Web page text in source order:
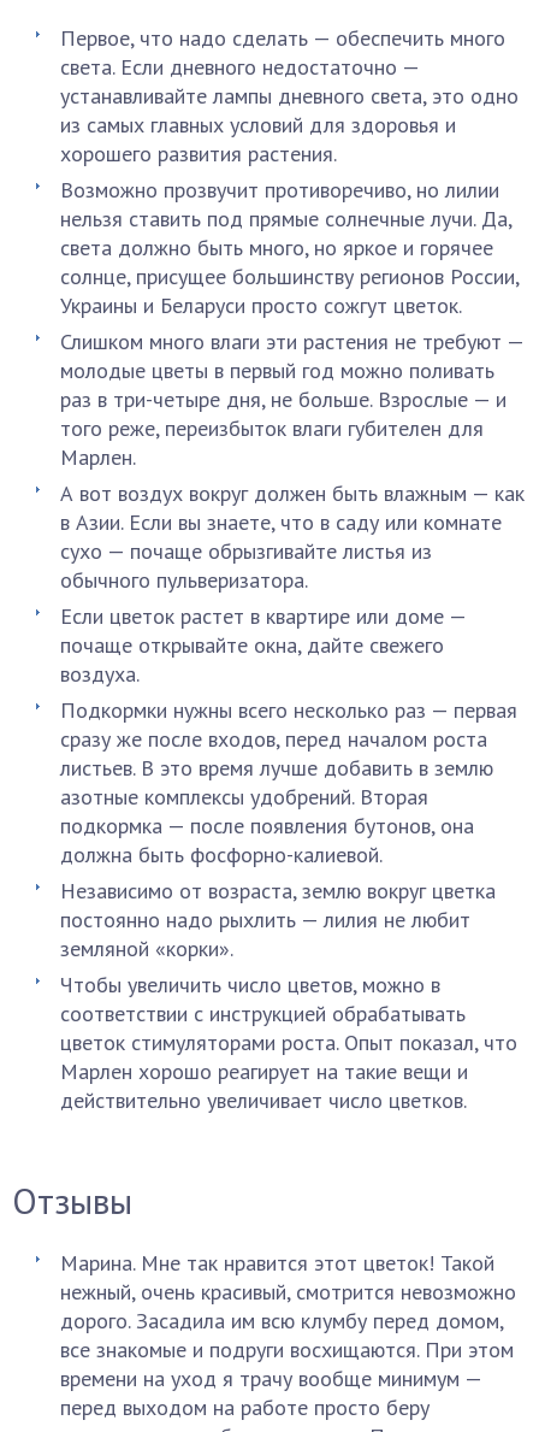
Первое, что надо сделать — обеспечить много
света. Если дневного недостаточно —
устанавливайте лампы дневного света, это одно
из самых главных условий для здоровья и
хорошего развития растения.
Возможно прозвучит противоречиво, но лилии
нельзя ставить под прямые солнечные лучи. Да,
света должно быть много, но яркое и горячее
солнце, присущее большинству регионов России,
Украины и Беларуси просто сожгут цветок.
Слишком много влаги эти растения не требуют —
молодые цветы в первый год можно поливать
раз в три-четыре дня, не больше. Взрослые — и
того реже, переизбыток влаги губителен для
Марлен.
А вот воздух вокруг должен быть влажным — как
в Азии. Если вы знаете, что в саду или комнате
сухо — почаще обрызгивайте листья из
обычного пульверизатора.
Если цветок растет в квартире или доме —
почаще открывайте окна, дайте свежего
воздуха.
Подкормки нужны всего несколько раз — первая
сразу же после входов, перед началом роста
листьев. В это время лучше добавить в землю
азотные комплексы удобрений. Вторая
подкормка — после появления бутонов, она
должна быть фосфорно-калиевой.
Независимо от возраста, землю вокруг цветка
постоянно надо рыхлить — лилия не любит
земляной «корки».
Чтобы увеличить число цветов, можно в
соответствии с инструкцией обрабатывать
цветок стимуляторами роста. Опыт показал, что
Марлен хорошо реагирует на такие вещи и
действительно увеличивает число цветков.
Отзывы
Марина. Мне так нравится этот цветок! Такой
нежный, очень красивый, смотрится невозможно
дорого. Засадила им всю клумбу перед домом,
все знакомые и подруги восхищаются. При этом
времени на уход я трачу вообще минимум —
перед выходом на работе просто беру